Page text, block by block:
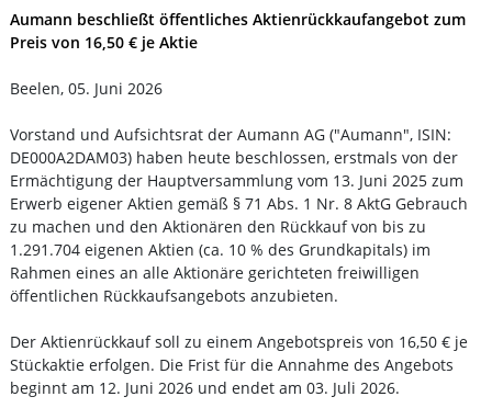
Aumann beschließt öffentliches Aktienrückkaufangebot zum
Preis von 16,50 € je Aktie
Beelen, 05. Juni 2026
Vorstand und Aufsichtsrat der Aumann AG ("Aumann", ISIN:
DE000A2DAM03) haben heute beschlossen, erstmals von der
Ermächtigung der Hauptversammlung vom 13. Juni 2025 zum
Erwerb eigener Aktien gemäß § 71 Abs. 1 Nr. 8 AktG Gebrauch
zu machen und den Aktionären den Rückkauf von bis zu
1.291.704 eigenen Aktien (ca. 10 % des Grundkapitals) im
Rahmen eines an alle Aktionäre gerichteten freiwilligen
öffentlichen Rückkaufsangebots anzubieten.
Der Aktienrückkauf soll zu einem Angebotspreis von 16,50 € je
Stückaktie erfolgen. Die Frist für die Annahme des Angebots
beginnt am 12. Juni 2026 und endet am 03. Juli 2026.